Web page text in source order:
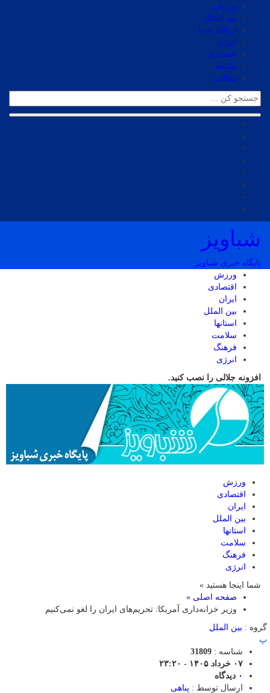
ورزش
بین الملل
ارتباط با ما
انرژی
اقتصادی
جامعه
مقالات
شباویز
پایگاه خبری شباویز
ورزش
اقتصادی
ایران
بین الملل
استانها
سلامت
فرهنگ
انرژی
افزونه جلالی را نصب کنید.
ورزش
اقتصادی
ایران
بین الملل
استانها
سلامت
فرهنگ
انرژی
شما اینجا هستید »
صفحه اصلی »
وزیر خزانه‌داری آمریکا: تحریم‌های ایران را لغو نمی‌کنیم
گروه : بین الملل
پ
شناسه : 31809
۰۷ خرداد ۱۴۰۵ - ۲۳:۲۰
۰ دیدگاه
ارسال توسط : پناهی